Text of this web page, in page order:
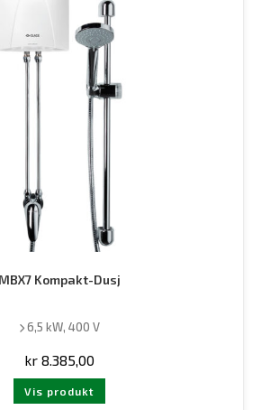
MBX7 Kompakt-Dusj
6,5 kW, 400 V
kr 8.385,00
Vis produkt